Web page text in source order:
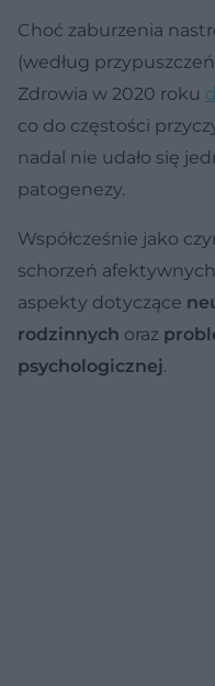
Choć zaburzenia
(według
Zdrowia w 2020 roku
co do częstości
nadal nie udało się
patogenezy.
Współcześnie jako
schorzeń
aspekty dotyczące
rodzinnych oraz
psychologicznej.